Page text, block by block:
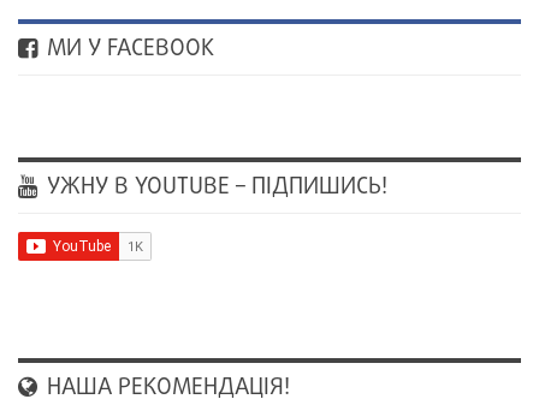
МИ У FACEBOOK
УЖНУ В YOUTUBE – ПІДПИШИСЬ!
НАША РЕКОМЕНДАЦІЯ!